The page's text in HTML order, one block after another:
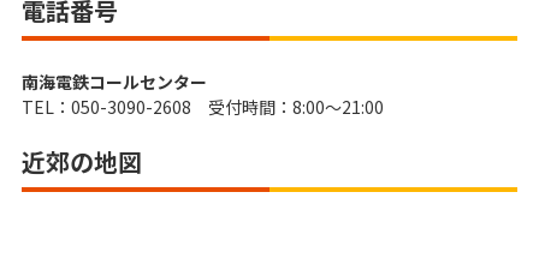
電話番号
南海電鉄コールセンター
TEL：050-3090-2608 受付時間：8:00～21:00
近郊の地図